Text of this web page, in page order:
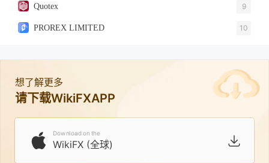
Quotex 9
PROREX LIMITED 10
想了解更多
请下载WikiFXAPP
Download on the
WikiFX (全球)